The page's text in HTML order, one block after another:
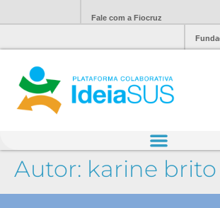
Fale com a Fiocruz
Autor: karine brito